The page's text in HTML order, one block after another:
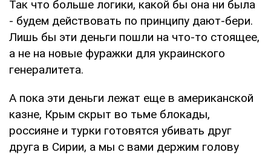
Так что больше логики, какой бы она ни была
- будем действовать по принципу дают-бери.
Лишь бы эти деньги пошли на что-то стоящее,
а не на новые фуражки для украинского
генералитета.
А пока эти деньги лежат еще в американской
казне, Крым скрыт во тьме блокады,
россияне и турки готовятся убивать друг
друга в Сирии, а мы с вами держим голову